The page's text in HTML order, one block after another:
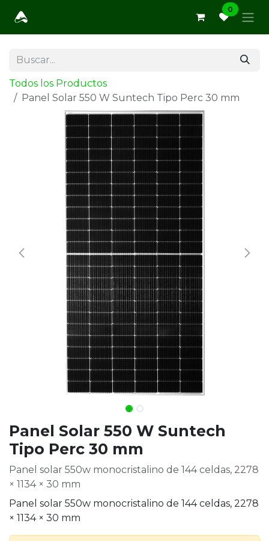
0
Todos los Productos
Panel Solar 550 W Suntech Tipo Perc 30 mm
Panel Solar 550 W Suntech
Tipo Perc 30 mm
Panel solar 550w monocristalino de 144 celdas, 2278
× 1134 × 30 mm
Panel solar 550w monocristalino de 144 celdas, 2278
× 1134 × 30 mm